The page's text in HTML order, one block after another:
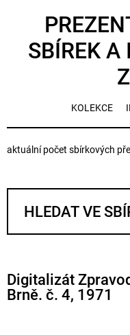
SBÍREK A
KOLEKCE
aktuální počet sbírkových
Digitalizát
Brně. č. 4, 1971